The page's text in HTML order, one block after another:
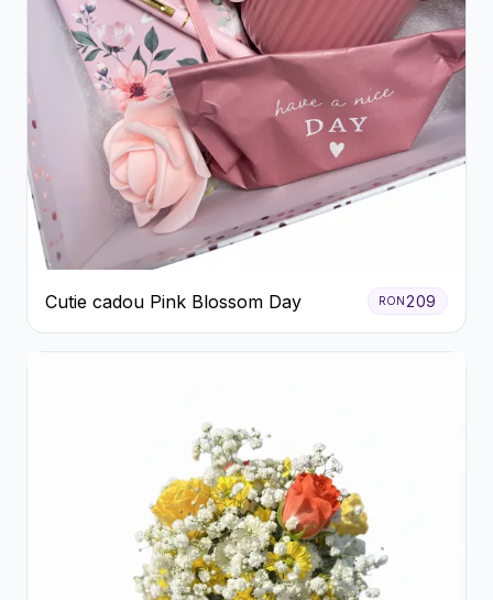
Cutie cadou Pink Blossom Day RON209